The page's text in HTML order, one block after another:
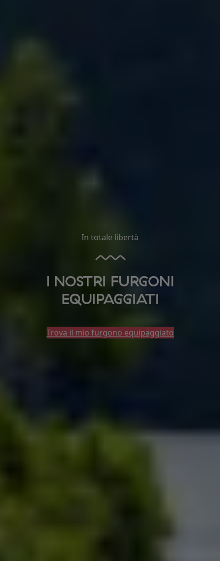
In totale libertà
I NOSTRI FURGONI
EQUIPAGGIATI
Trova il mio furgono equipaggiato